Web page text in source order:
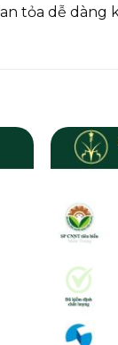
tỏa dễ dàng